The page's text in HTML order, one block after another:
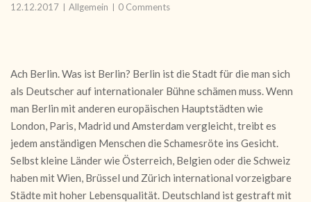
12.12.2017 Allgemein 0 Comments
Ach Berlin. Was ist Berlin? Berlin ist die Stadt für die man sich
als Deutscher auf internationaler Bühne schämen muss. Wenn
man Berlin mit anderen europäischen Hauptstädten wie
London, Paris, Madrid und Amsterdam vergleicht, treibt es
jedem anständigen Menschen die Schamesröte ins Gesicht.
Selbst kleine Länder wie Österreich, Belgien oder die Schweiz
haben mit Wien, Brüssel und Zürich international vorzeigbare
Städte mit hoher Lebensqualität. Deutschland ist gestraft mit